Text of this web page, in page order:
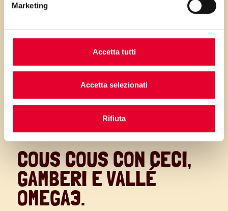
Marketing
Accetta tutti
Accetta selezionati
Rifiuta
Ricca di vitamina E,
Omega3aiuta a proteggere le
ideale per creazioni dolci e
salate.
Contiene il37% di massa
e margarine all’80%.
COUS COUS CON CECI,
GAMBERI E VALLÉ
OMEGA3.